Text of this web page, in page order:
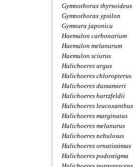
Gymnothorax thyrsoideus
Gymnothorax ypsilon
Gymnura japonica
Haemulon carbonarium
Haemulon melanurum
Haemulon sciurus
Halichoeres argus
Halichoeres chloropterus
Halichoeres dussumieri
Halichoeres hartzfeldii
Halichoeres leucoxanthus
Halichoeres marginatus
Halichoeres melanurus
Halichoeres nebulosus
Halichoeres ornatissimus
Halichoeres podostigma